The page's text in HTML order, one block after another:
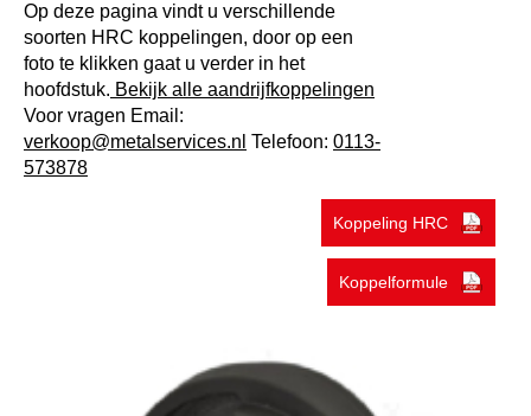
Op deze pagina vindt u verschillende
soorten HRC koppelingen, door op een
foto te klikken gaat u verder in het
hoofdstuk. Bekijk alle aandrijfkoppelingen
Voor vragen Email:
verkoop@metalservices.nl Telefoon: 0113-
573878
Koppeling HRC
Koppelformule